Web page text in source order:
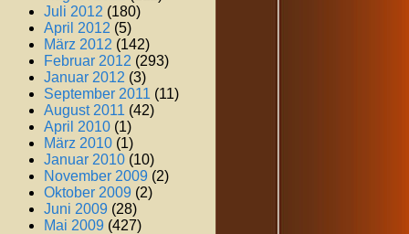
Juli 2012 (180)
April 2012 (5)
März 2012 (142)
Februar 2012 (293)
Januar 2012 (3)
September 2011 (11)
August 2011 (42)
April 2010 (1)
März 2010 (1)
Januar 2010 (10)
November 2009 (2)
Oktober 2009 (2)
Juni 2009 (28)
Mai 2009 (427)